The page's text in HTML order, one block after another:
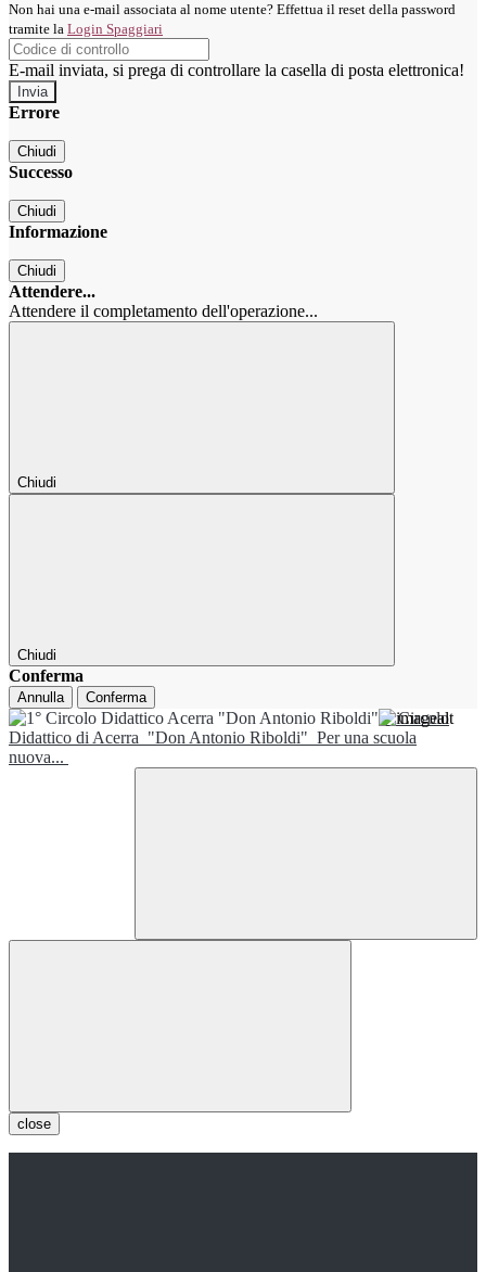
Non hai una e-mail associata al nome utente? Effettua il reset della password
tramite la Login Spaggiari
E-mail inviata, si prega di controllare la casella di posta elettronica!
Errore
Chiudi
Successo
Chiudi
Informazione
Chiudi
Attendere...
Attendere il completamento dell'operazione...
Chiudi
Chiudi
Conferma
Annulla Conferma
1° Circolo
Didattico di Acerra "Don Antonio Riboldi" Per una scuola
nuova...
close